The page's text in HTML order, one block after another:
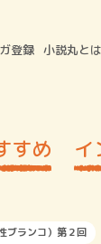
登録 小説丸とは
すめ イ
ブランコ）第２回